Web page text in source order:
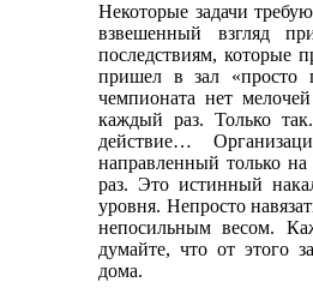
Некоторые задачи
взвешенный взгляд
последствиям, которые
пришел в зал «просто
чемпионата нет
каждый раз. Только
действие…
направленный только
раз. Это истинный
уровня. Непросто
непосильным весом.
думайте, что от этого
дома.